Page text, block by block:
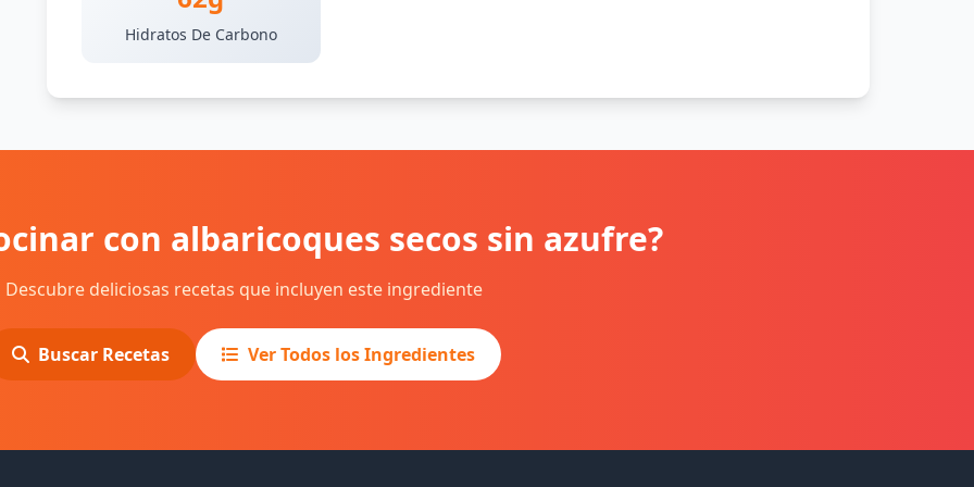
Hidratos De Carbono
con albaricoques secos sin azufre?
Descubre deliciosas recetas que incluyen este ingrediente
Buscar Recetas Ver Todos los Ingredientes